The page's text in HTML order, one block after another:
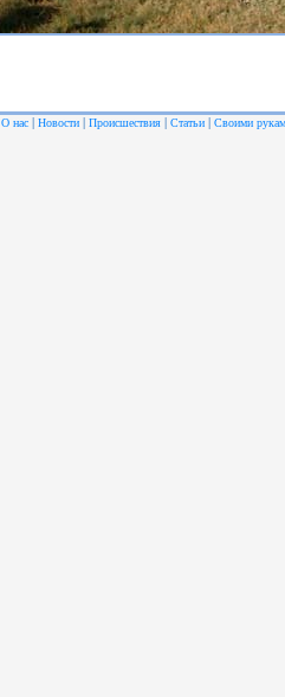
О нас | Новости | Происшествия | Статьи | Своими